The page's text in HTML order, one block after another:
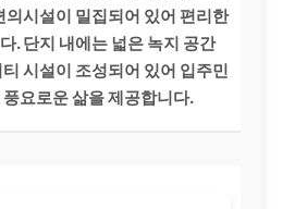
의시설이 밀집되어 있어 편리한
. 단지 내에는 넓은 녹지 공간
시설이 조성되어 있어 입주민
요로운 삶을 제공합니다.